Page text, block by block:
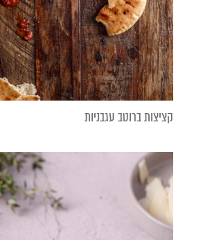
קציצות ברוטב עגבניות